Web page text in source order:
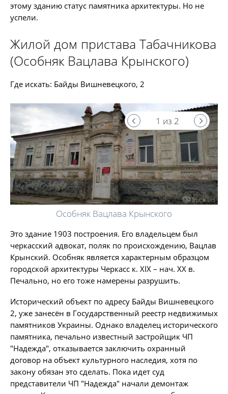
этому зданию статус памятника архитектуры. Но не
успели.
Жилой дом пристава Табачникова
(Особняк Вацлава Крынского)
Где искать: Байды Вишневецкого, 2
Особняк Вацлава Крынского
1 из 2
Это здание 1903 построения. Его владельцем был
черкасский адвокат, поляк по происхождению, Вацлав
Крынский. Особняк является характерным образцом
городской архитектуры Черкасс к. XIX – нач. ХХ в.
Печально, но его тоже намерены разрушить.
Исторический объект по адресу Байды Вишневецкого
2, уже занесён в Государственный реестр недвижимых
памятников Украины. Однако владелец исторического
памятника, печально известный застройщик ЧП
"Надежда", отказывается заключить охранный
договор на объект культурного наследия, хотя по
закону обязан это сделать. Пока идет суд
представители ЧП "Надежда" начали демонтаж